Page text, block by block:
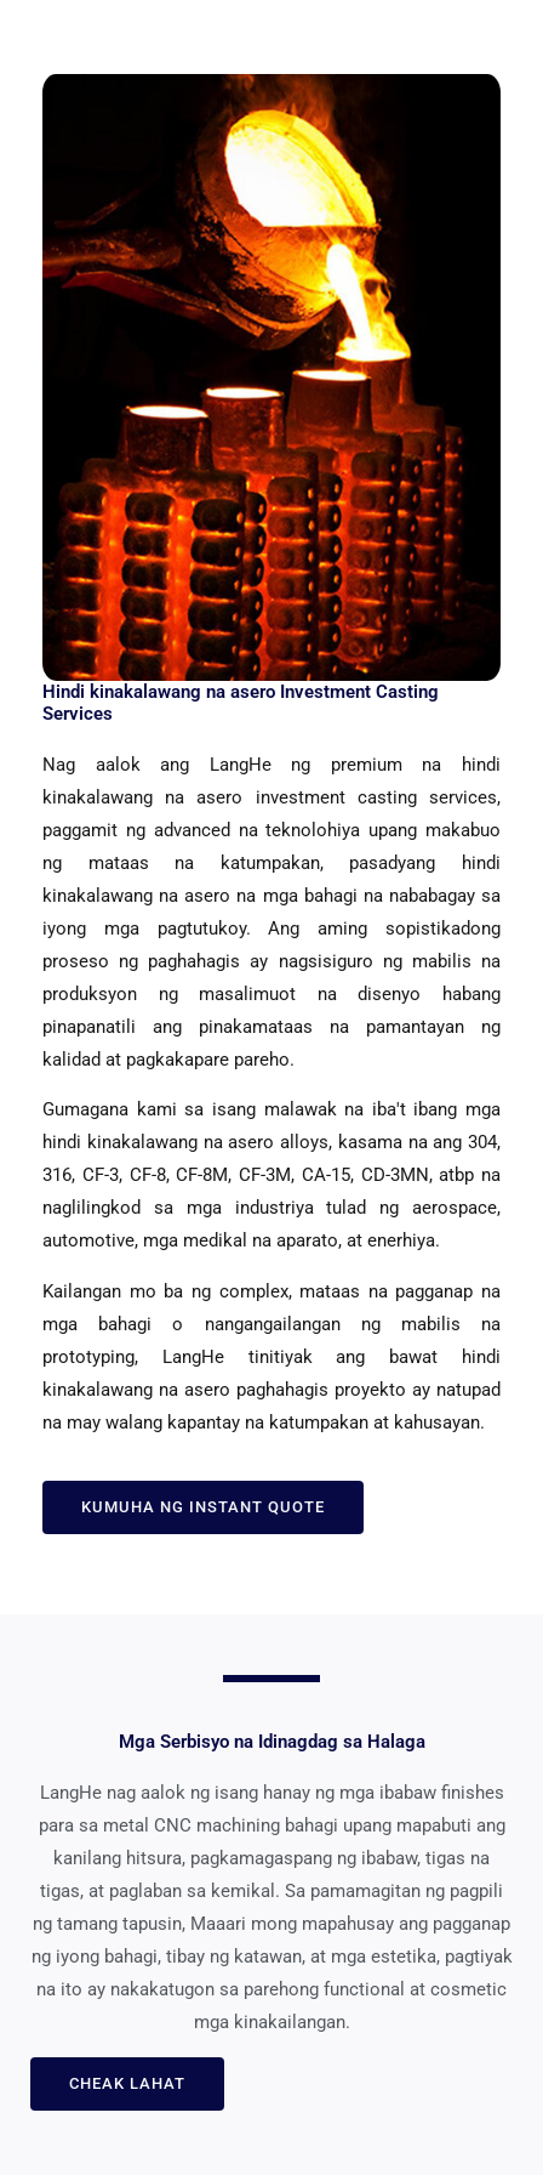
Hindi kinakalawang na asero Investment Casting
Services
Nag aalok ang LangHe ng premium na hindi
kinakalawang na asero investment casting services,
paggamit ng advanced na teknolohiya upang makabuo
ng mataas na katumpakan, pasadyang hindi
kinakalawang na asero na mga bahagi na nababagay sa
iyong mga pagtutukoy. Ang aming sopistikadong
proseso ng paghahagis ay nagsisiguro ng mabilis na
produksyon ng masalimuot na disenyo habang
pinapanatili ang pinakamataas na pamantayan ng
kalidad at pagkakapare pareho.
Gumagana kami sa isang malawak na iba't ibang mga
hindi kinakalawang na asero alloys, kasama na ang 304,
316, CF-3, CF-8, CF-8M, CF-3M, CA-15, CD-3MN, atbp na
naglilingkod sa mga industriya tulad ng aerospace,
automotive, mga medikal na aparato, at enerhiya.
Kailangan mo ba ng complex, mataas na pagganap na
mga bahagi o nangangailangan ng mabilis na
prototyping, LangHe tinitiyak ang bawat hindi
kinakalawang na asero paghahagis proyekto ay natupad
na may walang kapantay na katumpakan at kahusayan.
KUMUHA NG INSTANT QUOTE
Mga Serbisyo na Idinagdag sa Halaga
LangHe nag aalok ng isang hanay ng mga ibabaw finishes
para sa metal CNC machining bahagi upang mapabuti ang
kanilang hitsura, pagkamagaspang ng ibabaw, tigas na
tigas, at paglaban sa kemikal. Sa pamamagitan ng pagpili
ng tamang tapusin, Maaari mong mapahusay ang pagganap
ng iyong bahagi, tibay ng katawan, at mga estetika, pagtiyak
na ito ay nakakatugon sa parehong functional at cosmetic
mga kinakailangan.
CHEAK LAHAT